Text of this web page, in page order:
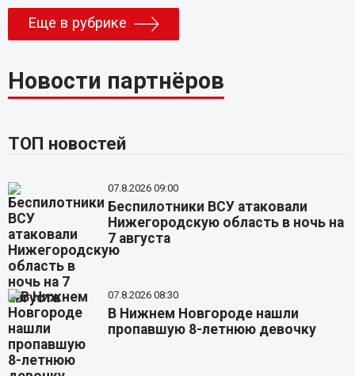
Еще в рубрике
Новости партнёров
ТОП новостей
07.8.2026 09:00
Беспилотники ВСУ атаковали
Нижегородскую область в ночь на
7 августа
07.8.2026 08:30
В Нижнем Новгороде нашли
пропавшую 8-летнюю девочку